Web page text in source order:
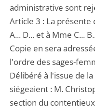
administrative sont
Article 3 : La
A... D... et à Mme C...
Copie en sera
l'ordre des sages-
Délibéré à l'issue de
siégeaient : M.
section du